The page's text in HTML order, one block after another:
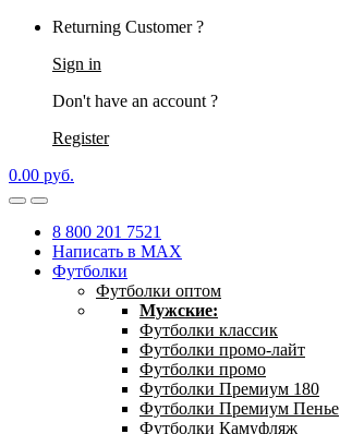
Returning Customer ?
Sign in
Don't have an account ?
Register
0.00 руб.
8 800 201 7521
Написать в MAX
Футболки
Футболки оптом
Мужские:
Футболки классик
Футболки промо-лайт
Футболки промо
Футболки Премиум 180
Футболки Премиум Пенье
Футболки Камуфляж